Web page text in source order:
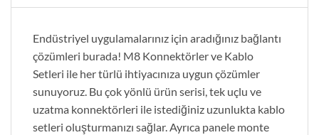
Endüstriyel uygulamalarınız için aradığınız bağlantı
çözümleri burada! M8 Konnektörler ve Kablo
Setleri ile her türlü ihtiyacınıza uygun çözümler
sunuyoruz. Bu çok yönlü ürün serisi, tek uçlu ve
uzatma konnektörleri ile istediğiniz uzunlukta kablo
setleri oluşturmanızı sağlar. Ayrıca panele monte